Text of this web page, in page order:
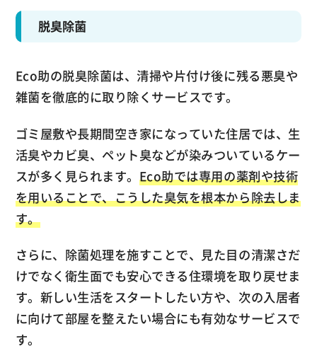
脱臭除菌
Eco助の脱臭除菌は、清掃や片付け後に残る悪臭や
雑菌を徹底的に取り除くサービスです。
ゴミ屋敷や長期間空き家になっていた住居では、生
活臭やカビ臭、ペット臭などが染みついているケー
スが多く見られます。 Eco助では専用の薬剤や技術
を用いることで、こうした臭気を根本から除去しま
す。
さらに、除菌処理を施すことで、見た目の清潔さだ
けでなく衛生面でも安心できる住環境を取り戻せま
す。新しい生活をスタートしたい方や、次の入居者
に向けて部屋を整えたい場合にも有効なサービスで
す。